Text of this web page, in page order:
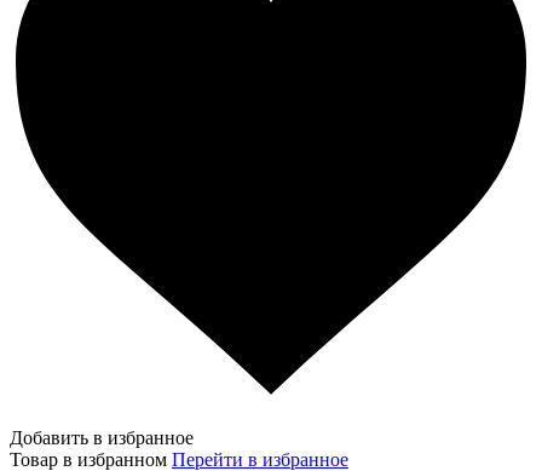
Добавить в избранное
Товар в избранном Перейти в избранное